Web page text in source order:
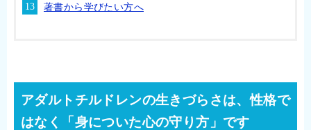
著書から学びたい方へ
アダルトチルドレンの生きづらさは、性格で
はなく「身についた心の守り方」です